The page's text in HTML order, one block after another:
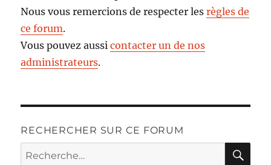
Nous vous remercions de respecter lesrègles de
ce forum.
Vous pouvez aussicontacter un de nos
administrateurs.
RECHERCHER SUR CE FORUM
Recherche